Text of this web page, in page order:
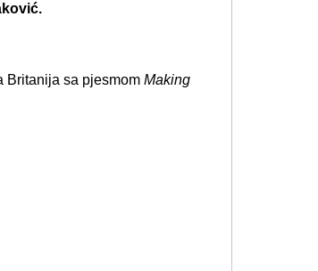
Britanija sa pjesmom Making